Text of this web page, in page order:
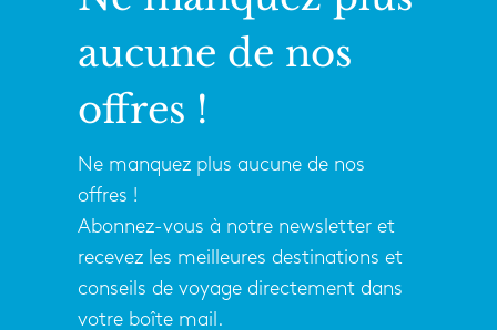
aucune de nos
offres !
Ne manquez plus aucune de nos
offres !
Abonnez-vous à notre newsletter et
recevez les meilleures destinations et
conseils de voyage directement dans
votre boîte mail.